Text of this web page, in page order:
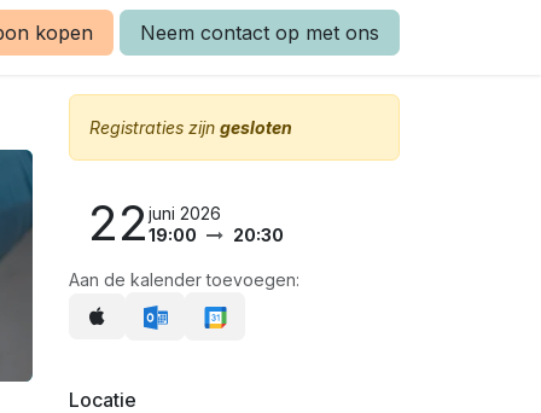
kopen Neem contact op met ons
Registraties zijn gesloten
22juni 2026
19:00
20:30
Aan de kalender toevoegen:
Locatie